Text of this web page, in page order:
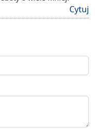
Cytuj